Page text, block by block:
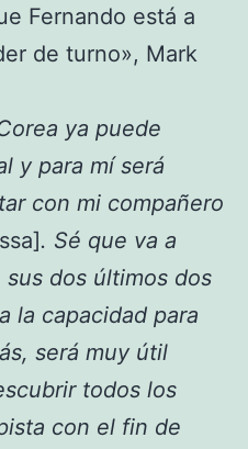
Fernando está a
de turno», Mark
ya puede
y para mí será
con mi compañero
. Sé que va a
dos últimos dos
la capacidad para
será muy útil
todos los
con el fin de